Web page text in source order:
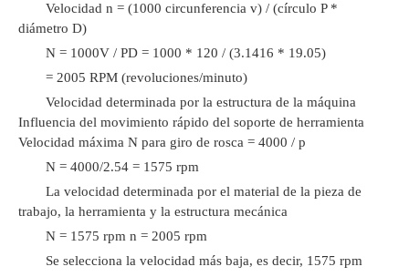
Velocidad n = (1000 circunferencia v) / (círculo P *
diámetro D)
N = 1000V / PD = 1000 * 120 / (3.1416 * 19.05)
= 2005 RPM (revoluciones/minuto)
Velocidad determinada por la estructura de la máquina
Influencia del movimiento rápido del soporte de herramienta
Velocidad máxima N para giro de rosca = 4000 / p
N = 4000/2.54 = 1575 rpm
La velocidad determinada por el material de la pieza de
trabajo, la herramienta y la estructura mecánica
N = 1575 rpm n = 2005 rpm
Se selecciona la velocidad más baja, es decir, 1575 rpm